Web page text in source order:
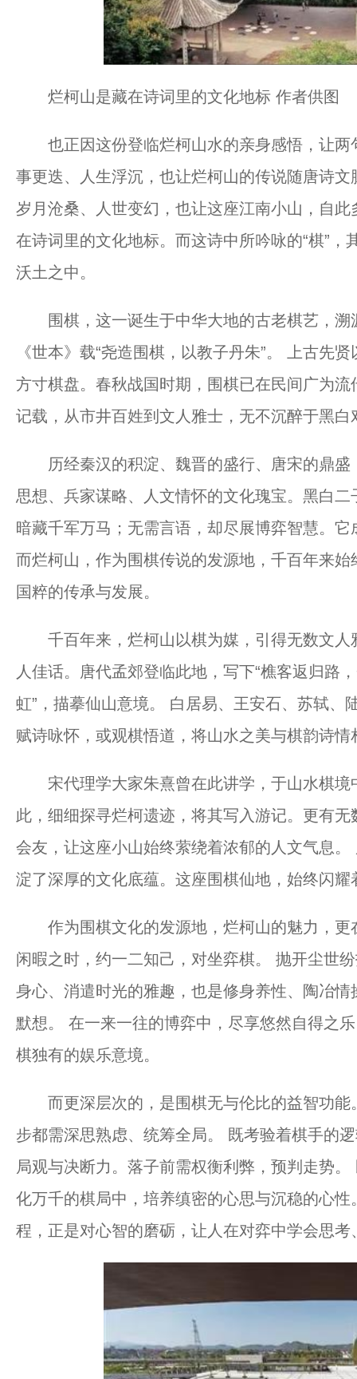
烂柯山是藏在诗词里的文化地标 作者供图
也正因这份登临烂柯山水的亲身感悟，让两
事更迭、人生浮沉，也让烂柯山的传说随唐诗
岁月沧桑、人世变幻，也让这座江南小山，自
在诗词里的文化地标。而这诗中所吟咏的“棋”
沃土之中。
围棋，这一诞生于中华大地的古老棋艺，溯
《世本》载“尧造围棋，以教子丹朱”。 上古先
方寸棋盘。春秋战国时期，围棋已在民间广为流
记载，从市井百姓到文人雅士，无不沉醉于黑白
历经秦汉的积淀、魏晋的盛行、唐宋的鼎盛
思想、兵家谋略、人文情怀的文化瑰宝。黑白
暗藏千军万马；无需言语，却尽展博弈智慧。
而烂柯山，作为围棋传说的发源地，千百年来
国粹的传承与发展。
千百年来，烂柯山以棋为媒，引得无数文人
人佳话。唐代孟郊登临此地，写下“樵客返归路
虹”，描摹仙山意境。 白居易、王安石、苏轼、
赋诗咏怀，或观棋悟道，将山水之美与棋韵诗情
宋代理学大家朱熹曾在此讲学，于山水棋境
此，细细探寻烂柯遗迹，将其写入游记。更有
会友，让这座小山始终萦绕着浓郁的人文气息
淀了深厚的文化底蕴。这座围棋仙地，始终闪
作为围棋文化的发源地，烂柯山的魅力，更
闲暇之时，约一二知己，对坐弈棋。 抛开尘世
身心、消遣时光的雅趣，也是修身养性、陶冶
默想。 在一来一往的博弈中，尽享悠然自得之
棋独有的娱乐意境。
而更深层次的，是围棋无与伦比的益智功能
步都需深思熟虑、统筹全局。 既考验着棋手的
局观与决断力。落子前需权衡利弊，预判走势
化万千的棋局中，培养缜密的心思与沉稳的心性
程，正是对心智的磨砺，让人在对弈中学会思